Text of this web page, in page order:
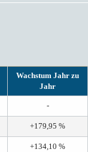
Wachstum Jahr zu
Jahr
-
+179,95 %
+134,10 %